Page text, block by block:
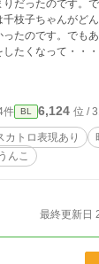
りだったのです。
千枝子ちゃんがど
ったのです。でも
したくなって・・・
件 BL 6,124 位 /
カトロ表現あり
うんこ
最終更新日